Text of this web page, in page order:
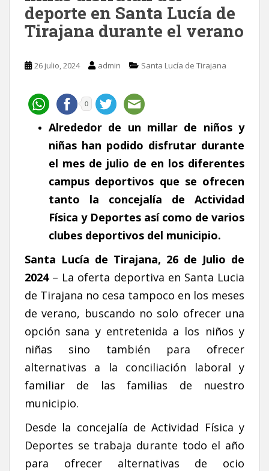
deporte en Santa Lucía de
Tirajana durante el verano
26 julio, 2024 admin Santa Lucía de Tirajana
0
Alrededor de un millar de niños y
niñas han podido disfrutar durante
el mes de julio de en los diferentes
campus deportivos que se ofrecen
tanto la concejalía de Actividad
Física y Deportes así como de varios
clubes deportivos del municipio.
Santa Lucía de Tirajana, 26 de Julio de
2024– La oferta deportiva en Santa Lucia
de Tirajana no cesa tampoco en los meses
de verano, buscando no solo ofrecer una
opción sana y entretenida a los niños y
niñas sino también para ofrecer
alternativas a la conciliación laboral y
familiar de las familias de nuestro
municipio.
Desde la concejalía de Actividad Física y
Deportes se trabaja durante todo el año
para ofrecer alternativas de ocio